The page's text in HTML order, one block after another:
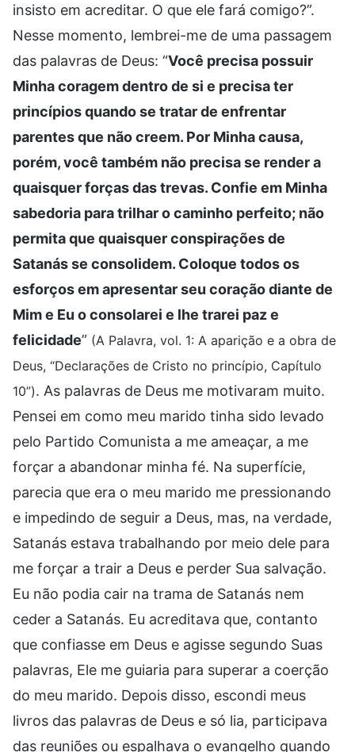
insisto em acreditar. O que ele fará comigo?”.
Nesse momento, lembrei-me de uma passagem
das palavras de Deus: “Você precisa possuir
Minha coragem dentro de si e precisa ter
princípios quando se tratar de enfrentar
parentes que não creem. Por Minha causa,
porém, você também não precisa se render a
quaisquer forças das trevas. Confie em Minha
sabedoria para trilhar o caminho perfeito; não
permita que quaisquer conspirações de
Satanás se consolidem. Coloque todos os
esforços em apresentar seu coração diante de
Mim e Eu o consolarei e lhe trarei paz e
felicidade” (A Palavra, vol. 1: A aparição e a obra de
Deus, “Declarações de Cristo no princípio, Capítulo
10”). As palavras de Deus me motivaram muito.
Pensei em como meu marido tinha sido levado
pelo Partido Comunista a me ameaçar, a me
forçar a abandonar minha fé. Na superfície,
parecia que era o meu marido me pressionando
e impedindo de seguir a Deus, mas, na verdade,
Satanás estava trabalhando por meio dele para
me forçar a trair a Deus e perder Sua salvação.
Eu não podia cair na trama de Satanás nem
ceder a Satanás. Eu acreditava que, contanto
que confiasse em Deus e agisse segundo Suas
palavras, Ele me guiaria para superar a coerção
do meu marido. Depois disso, escondi meus
livros das palavras de Deus e só lia, participava
das reuniões ou espalhava o evangelho quando